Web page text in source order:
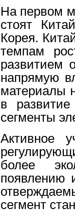
На первом
стоят
Корея.
темпам
развитием
напрямую
материалы
в
сегменты
Активное
более
появлению
сегмент